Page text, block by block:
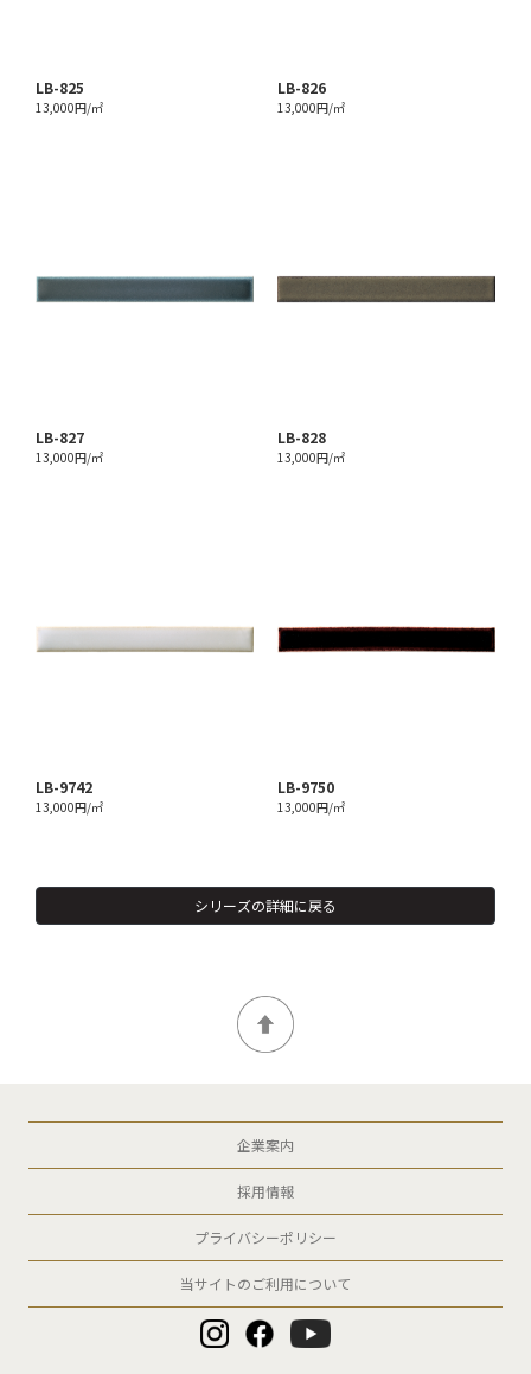
LB-825
13,000円/㎡
LB-826
13,000円/㎡
LB-827
13,000円/㎡
LB-828
13,000円/㎡
LB-9742
13,000円/㎡
LB-9750
13,000円/㎡
シリーズの詳細に戻る
企業案内
採用情報
プライバシーポリシー
当サイトのご利用について